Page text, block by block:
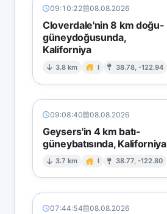
09:10:22 08.08.2026
Cloverdale'nin 8 km doğu-
güneydoğusunda,
Kaliforniya
3.8 km I 38.78, -122.94
09:08:40 08.08.2026
Geysers'in 4 km batı-
güneybatısında, Kaliforniya
3.7 km I 38.77, -122.80
07:44:54 08.08.2026